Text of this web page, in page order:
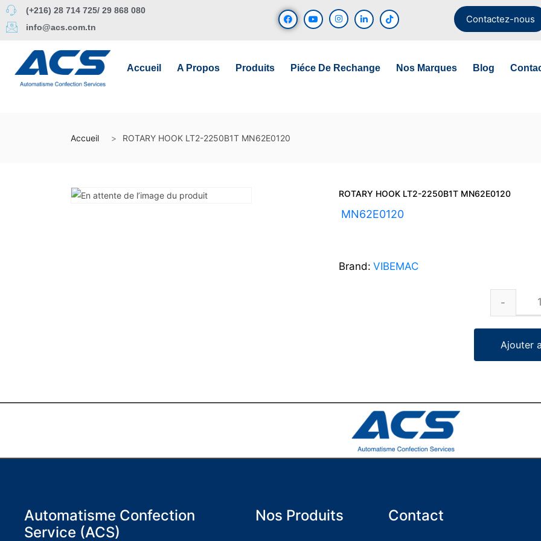
(+216) 28 714 725/ 29 868 080
info@acs.com.tn
Contactez-nous
Accueil A Propos Produits Piéce De Rechange Nos Marques Blog
Accueil ROTARY HOOK LT2-2250B1T MN62E0120
ROTARY HOOK LT2-2250B1T MN62E0120
MN62E0120
Brand: VIBEMAC
Ajouter
Automatisme Confection
Service (ACS)
Nos Produits Contact